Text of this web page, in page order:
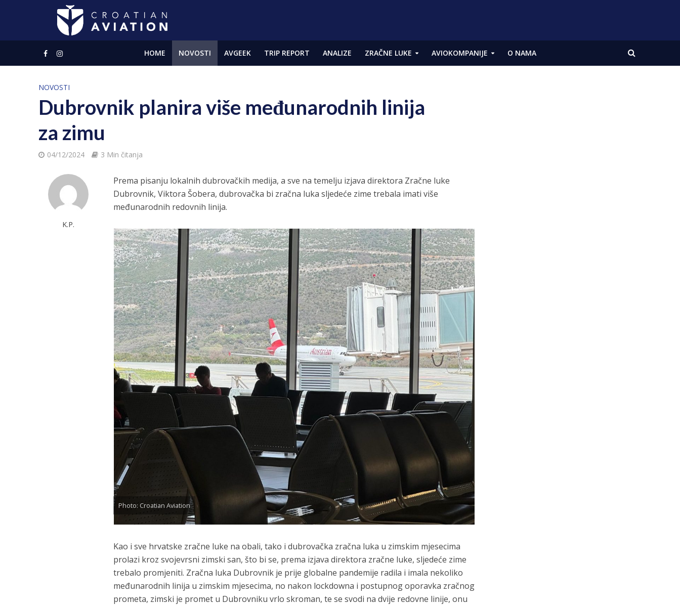
HOME NOVOSTI AVGEEK TRIP REPORT ANALIZE ZRAČNE LUKE AVIOKOMPANIJE O NAMA
NOVOSTI
Dubrovnik planira više međunarodnih linija
za zimu
04/12/2024 3 Min čitanja
K.P.
Prema pisanju lokalnih dubrovačkih medija, a sve na temelju izjava direktora Zračne luke
Dubrovnik, Viktora Šobera, dubrovačka bi zračna luka sljedeće zime trebala imati više
međunarodnih redovnih linija.
Photo: Croatian Aviation
Kao i sve hrvatske zračne luke na obali, tako i dubrovačka zračna luka u zimskim mjesecima
prolazi kroz svojevrsni zimski san, što bi se, prema izjava direktora zračne luke, sljedeće zime
trebalo promjeniti. Zračna luka Dubrovnik je prije globalne pandemije radila i imala nekoliko
međunarodnih linija u zimskim mjesecima, no nakon lockdowna i postupnog oporavka zračnog
prometa, zimski je promet u Dubrovniku vrlo skroman, te se svodi na dvije redovne linije, onu